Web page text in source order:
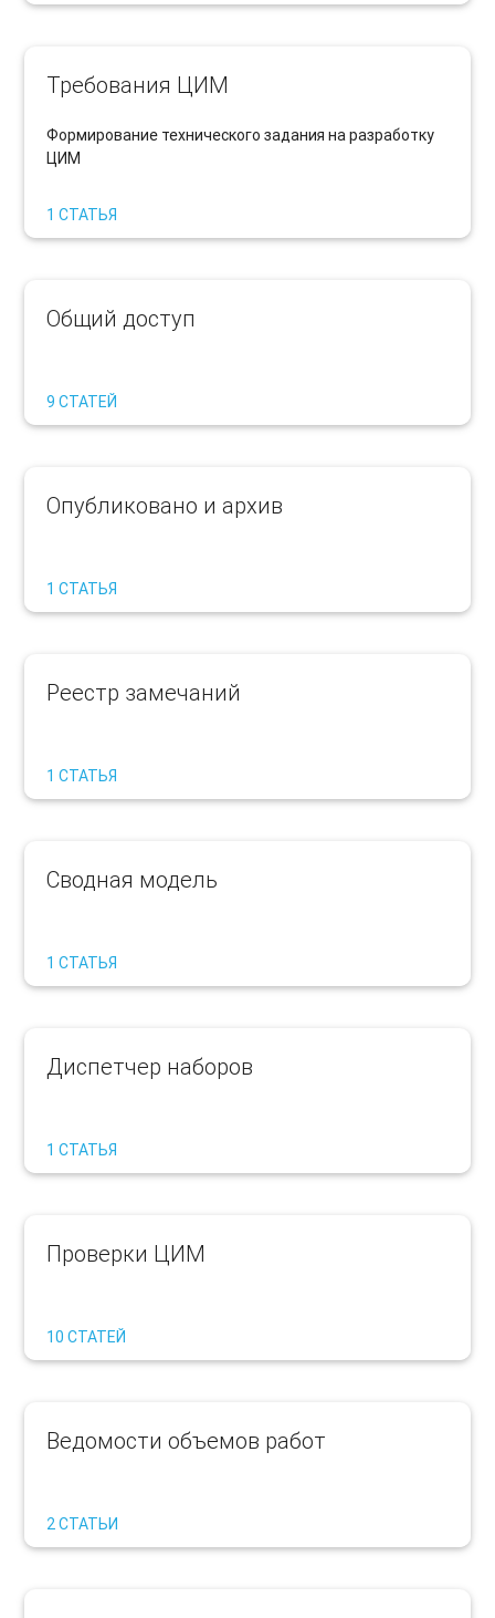
Требования ЦИМ
Формирование технического задания на разработку
ЦИМ
1 СТАТЬЯ
Общий доступ
9 СТАТЕЙ
Опубликовано и архив
1 СТАТЬЯ
Реестр замечаний
1 СТАТЬЯ
Сводная модель
1 СТАТЬЯ
Диспетчер наборов
1 СТАТЬЯ
Проверки ЦИМ
10 СТАТЕЙ
Ведомости объемов работ
2 СТАТЬИ